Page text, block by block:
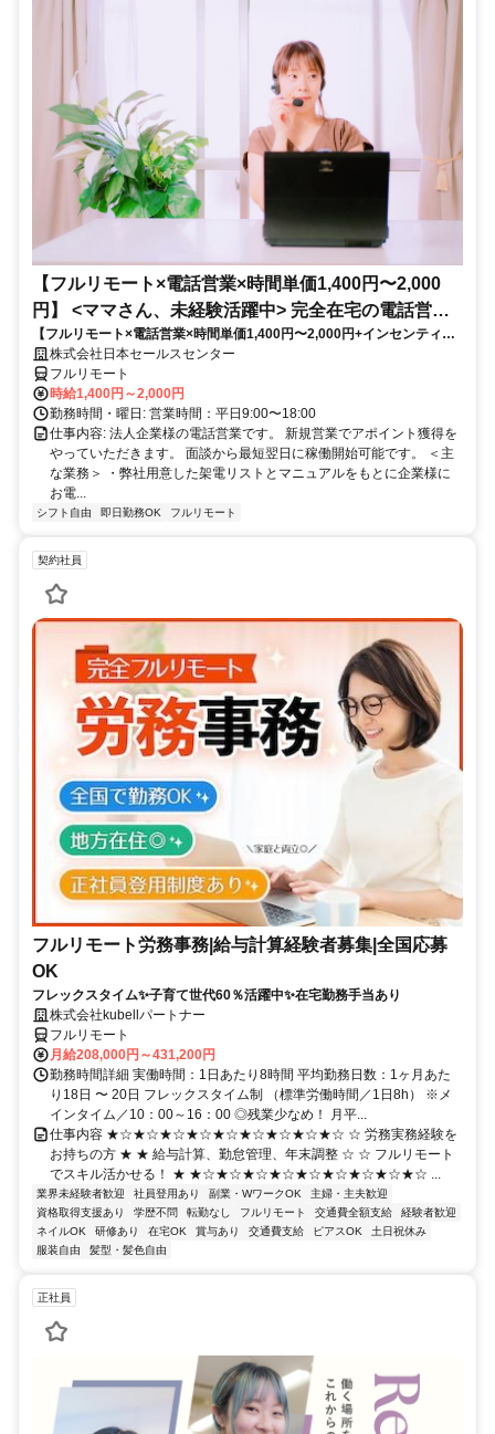
【フルリモート×電話営業×時間単価1,400円〜2,000
円】 <ママさん、未経験活躍中> 完全在宅の電話営業
で家庭と仕事の両立を実現
【フルリモート×電話営業×時間単価1,400円〜2,000円+インセンティブ
あり】 ＜ママさん、未経験活躍中＞ 完全在宅の電話営業で家庭と仕事の
両立を実現
株式会社日本セールスセンター
フルリモート
時給1,400円～2,000円
勤務時間・曜日: 営業時間：平日9:00〜18:00
仕事内容: 法人企業様の電話営業です。 新規営業でアポイント獲得を
やっていただきます。 面談から最短翌日に稼働開始可能です。 ＜主
な業務＞ ・弊社用意した架電リストとマニュアルをもとに企業様に
お電...
シフト自由 即日勤務OK フルリモート
契約社員
フルリモート労務事務|給与計算経験者募集|全国応募
OK
フレックスタイム✨子育て世代60％活躍中✨在宅勤務手当あり
株式会社kubellパートナー
フルリモート
月給208,000円～431,200円
勤務時間詳細 実働時間：1日あたり8時間 平均勤務日数：1ヶ月あた
り18日 〜 20日 フレックスタイム制 （標準労働時間／1日8h） ※メ
インタイム／10：00～16：00 ◎残業少なめ！ 月平...
仕事内容 ★☆★☆★☆★☆★☆★☆★☆★☆★☆ ☆ 労務実務経験を
お持ちの方 ★ ★ 給与計算、勤怠管理、年末調整 ☆ ☆ フルリモート
でスキル活かせる！ ★ ★☆★☆★☆★☆★☆★☆★☆★☆★☆ ...
業界未経験者歓迎 社員登用あり 副業・WワークOK
主婦・主夫歓迎
資格取得支援あり
学歴不問 転勤なし フルリモート 交通費全額支給
経験者歓迎
ネイルOK
研修あり 在宅OK 賞与あり 交通費支給 ピアスOK
土日祝休み
服装自由
髪型・髪色自由
正社員